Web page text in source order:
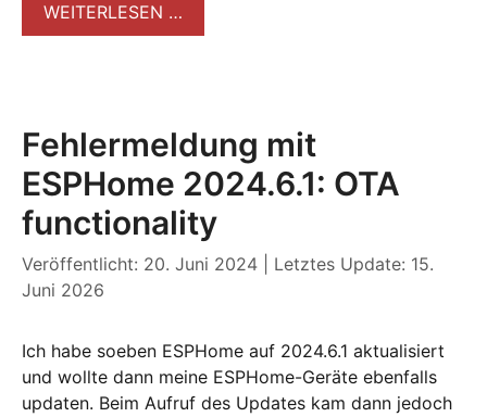
WEITERLESEN …
Fehlermeldung mit
ESPHome 2024.6.1: OTA
functionality
Veröffentlicht: 20. Juni 2024
Letztes Update: 15.
Juni 2026
Ich habe soeben ESPHome auf 2024.6.1 aktualisiert
und wollte dann meine ESPHome-Geräte ebenfalls
updaten. Beim Aufruf des Updates kam dann jedoch